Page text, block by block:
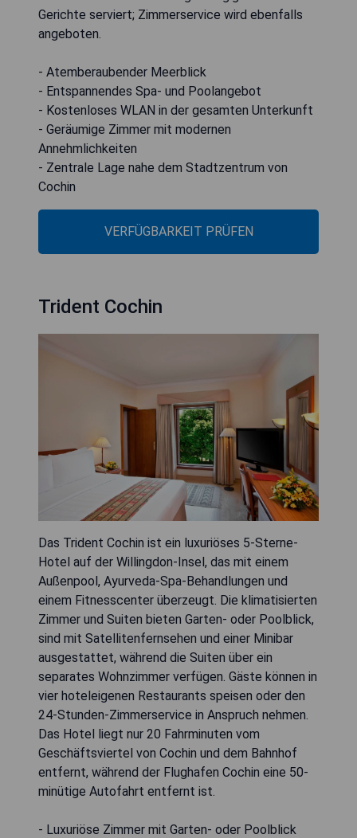
Gerichte serviert; Zimmerservice wird ebenfalls
angeboten.
- Atemberaubender Meerblick
- Entspannendes Spa- und Poolangebot
- Kostenloses WLAN in der gesamten Unterkunft
- Geräumige Zimmer mit modernen
Annehmlichkeiten
- Zentrale Lage nahe dem Stadtzentrum von
Cochin
VERFÜGBARKEIT PRÜFEN
Trident Cochin
Das Trident Cochin ist ein luxuriöses 5-Sterne-
Hotel auf der Willingdon-Insel, das mit einem
Außenpool, Ayurveda-Spa-Behandlungen und
einem Fitnesscenter überzeugt. Die klimatisierten
Zimmer und Suiten bieten Garten- oder Poolblick,
sind mit Satellitenfernsehen und einer Minibar
ausgestattet, während die Suiten über ein
separates Wohnzimmer verfügen. Gäste können in
vier hoteleigenen Restaurants speisen oder den
24-Stunden-Zimmerservice in Anspruch nehmen.
Das Hotel liegt nur 20 Fahrminuten vom
Geschäftsviertel von Cochin und dem Bahnhof
entfernt, während der Flughafen Cochin eine 50-
minütige Autofahrt entfernt ist.
- Luxuriöse Zimmer mit Garten- oder Poolblick